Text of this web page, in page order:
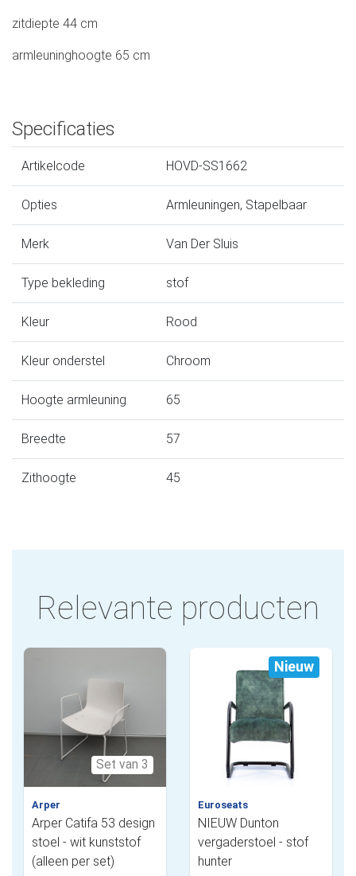
zitdiepte 44 cm
armleuninghoogte 65 cm
Specificaties
Artikelcode HOVD-SS1662
Opties Armleuningen, Stapelbaar
Merk Van Der Sluis
Type bekleding stof
Kleur Rood
Kleur onderstel Chroom
Hoogte armleuning 65
Breedte 57
Zithoogte 45
Relevante producten
Set van 3
Arper
Arper Catifa 53 design
stoel - wit kunststof
(alleen per set)
Nieuw
Euroseats
NIEUW Dunton
vergaderstoel - stof
hunter